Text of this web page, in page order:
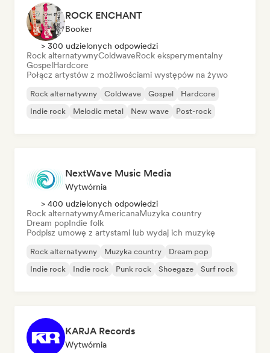
ROCK ENCHANT
Booker
> 300 udzielonych odpowiedzi
Rock alternatywnyColdwaveRock eksperymentalny
GospelHardcore
Połącz artystów z możliwościami występów na żywo
Rock alternatywny Coldwave Gospel
Hardcore
Indie rock
Melodic metal New wave Post-rock
NextWave Music Media
Wytwórnia
> 400 udzielonych odpowiedzi
Rock alternatywnyAmericanaMuzyka country
Dream popIndie folk
Podpisz umowę z artystami lub wydaj ich muzykę
Rock alternatywny Muzyka country
Dream pop
Indie rock
Indie rock Punk rock Shoegaze Surf rock
KARJA Records
Wytwórnia